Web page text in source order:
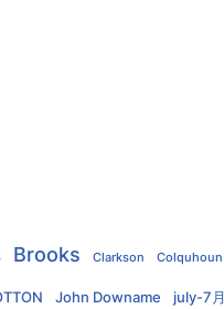
Brooks Clarkson Colquhoun
John Downame july-7月